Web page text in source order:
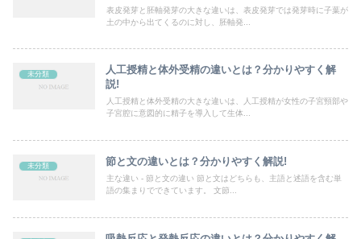
表皮発芽と胚軸発芽の大きな違いは、表皮発芽では発芽時に子葉が
土の中から出てくるのに対し、胚軸発...
未分類
人工授精と体外受精の違いとは？分かりやすく解
説!
人工授精と体外受精の大きな違いは、人工授精が女性の子宮頸部や
子宮腔に意図的に精子を導入して生体...
未分類 節と文の違いとは？分かりやすく解説!
主な違い - 節と文の違い 節と文はどちらも、主語と述語を含む単
語の集まりでできています。 文節...